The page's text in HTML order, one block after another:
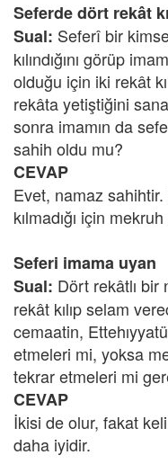
Seferde dört rekât
Sual: Seferî bir
kılındığını görüp
olduğu için iki rekât
rekâta yetiştiğini
sonra imamın da
sahih oldu mu?
CEVAP
Evet, namaz
kılmadığı için mekruh
Seferi imama uyan
Sual: Dört rekâtlı
rekât kılıp selam
cemaatin,
etmeleri mi, yoksa
tekrar etmeleri mi
CEVAP
İkisi de olur, fakat
daha iyidir.